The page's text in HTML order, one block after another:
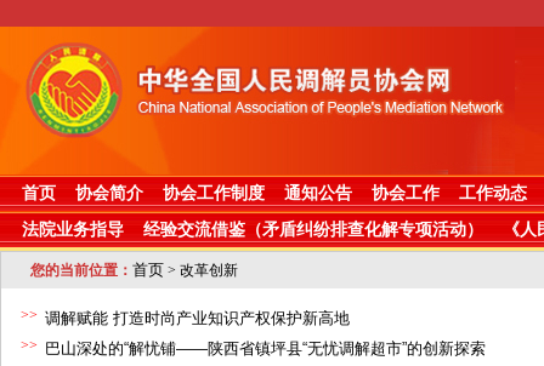
首页 协会简介 协会工作制度 通知公告 协会工作
工作动态
法院业务指导
经验交流借鉴（矛盾纠纷排查化解专项活动） 《
您的当前位置： 首页 > 改革创新
>> 调解赋能 打造时尚产业知识产权保护新高地
>> 巴山深处的“解忧铺——陕西省镇坪县“无忧调解超市”的创新探索